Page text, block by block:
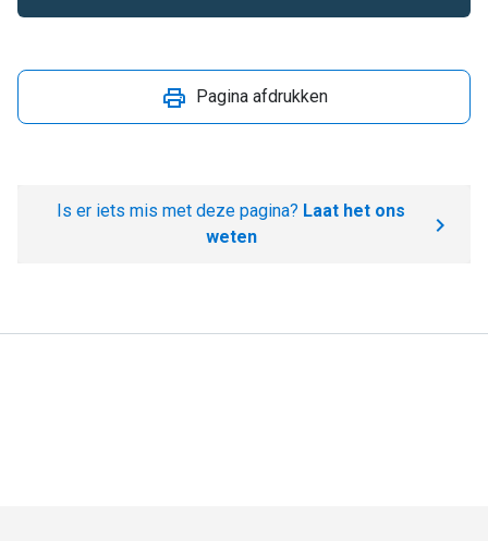
Pagina afdrukken
Is er iets mis met deze pagina? Laat het ons
weten